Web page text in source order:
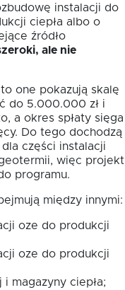
instalacji do
ciepła albo o
źródło
ale nie
one pokazują skalę
do 5.000.000 zł i
a okres spłaty sięga
Do tego dochodzą
części instalacji
więc projekt
programu.
między innymi:
oze do produkcji
oze do produkcji
magazyny ciepła;